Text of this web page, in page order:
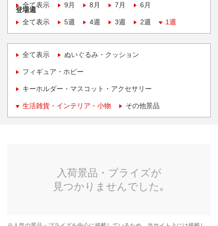
全て表示
9月 8月 7月 6月
登場週
全て表示
5週 4週 3週 2週 1週
全て表示 ぬいぐるみ・クッション
フィギュア・ホビー
キーホルダー・マスコット・アクセサリー
生活雑貨・インテリア・小物 その他景品